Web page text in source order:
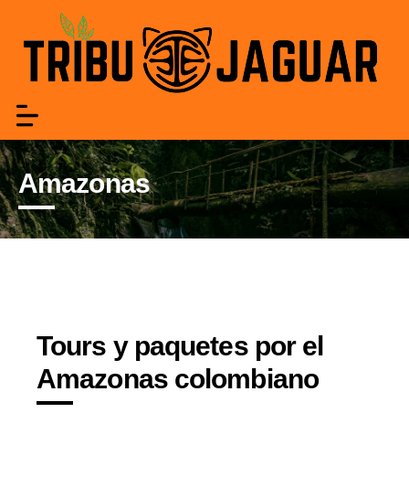
Amazonas
Tours y paquetes por el
Amazonas colombiano